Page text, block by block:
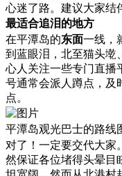
心迷了路。建议大家结
最适合追泪的地方
在平潭岛的东面一线，
到蓝眼泪，北至猫头墘
心人关注一些专门直播
号通常会派人蹲点，及
点。
平潭岛观光巴士的路线
对了！一定要交代大家
然保证各位堵得头晕目